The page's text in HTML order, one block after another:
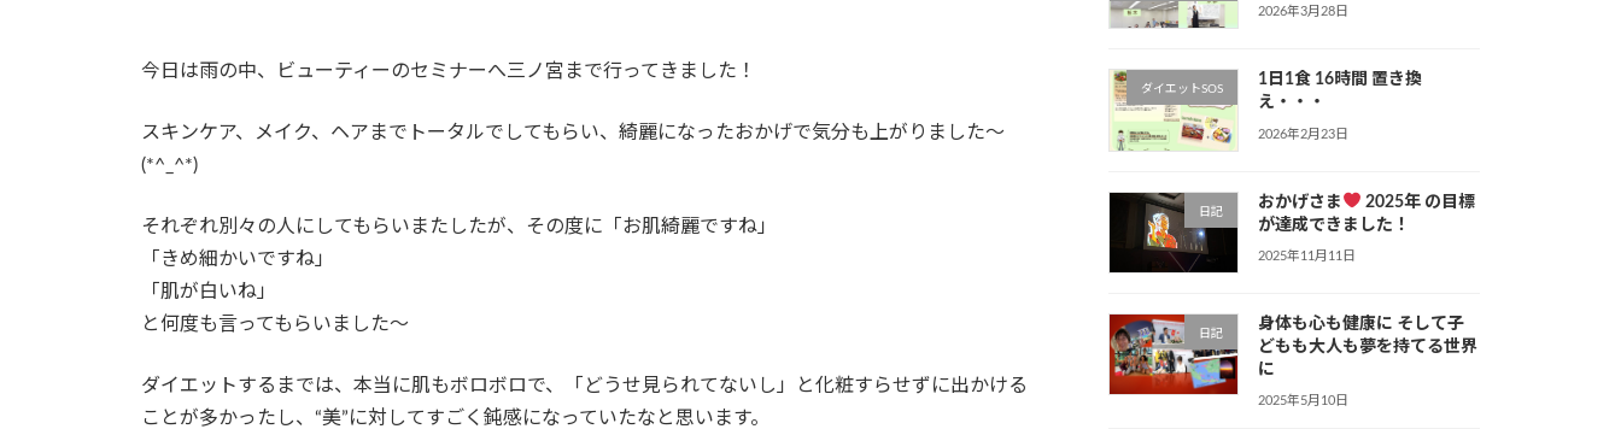
今日は雨の中、ビューティーのセミナーへ三ノ宮まで行ってきました！
スキンケア、メイク、ヘアまでトータルでしてもらい、綺麗になったおかげで気分も上がりました〜
(*^_^*)
それぞれ別々の人にしてもらいまたしたが、その度に「お肌綺麗ですね」
「きめ細かいですね」
「肌が白いね」
と何度も言ってもらいました〜
ダイエットするまでは、本当に肌もボロボロで、「どうせ見られてないし」と化粧すらせずに出かける
ことが多かったし、“美”に対してすごく鈍感になっていたなと思います。
2026年3月28日
ダイエットSOS
1日1食 16時間 置き換
え・・・
2026年2月23日
日記
おかげさま
2025年 の目標
が達成できました！
2025年11月11日
日記
身体も心も健康に そして子
どもも大人も夢を持てる世界
に
2025年5月10日